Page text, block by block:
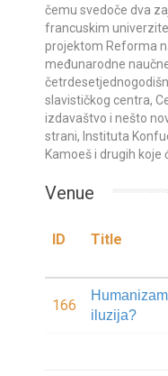
čemu svedoče dva
francuskim
projektom Reforma
međunarodne
slavističkog centra,
izdavaštvo i nešto
strani, Instituta
Kamoeš i drugih koje
Venue
ID Title
166
iluzija?